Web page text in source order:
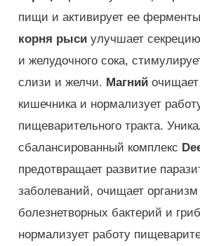
пищи и активирует ее
корня рыси улучшает
и желудочного сока,
слизи и желчи. Магний
кишечника и нормализует
пищеварительного тракта.
сбалансированный комплекс
предотвращает развитие
заболеваний, очищает организм
болезнетворных бактерий и
нормализует работу